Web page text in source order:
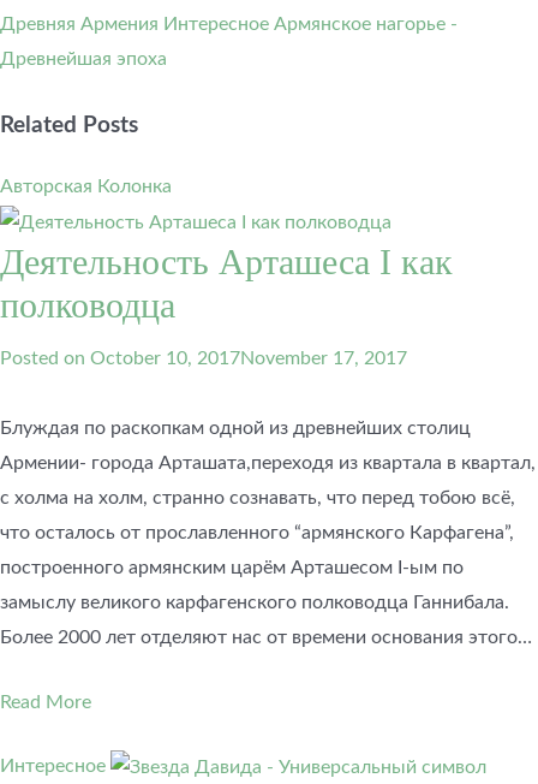
Древняя Армения Интересное Армянское нагорье -
Древнейшая эпоха
Related Posts
Авторская Колонка
Деятельность Арташеса I как
полководца
Posted on October 10, 2017November 17, 2017
Блуждая по раскопкам одной из древнейших столиц
Армении- города Арташата,переходя из квартала в квартал,
с холма на холм, странно сознавать, что перед тобою всё,
что осталось от прославленного “армянского Карфагена”,
построенного армянским царём Арташесом I-ым по
замыслу великого карфагенского полководца Ганнибала.
Более 2000 лет отделяют нас от времени основания этого…
Read More
Интересное